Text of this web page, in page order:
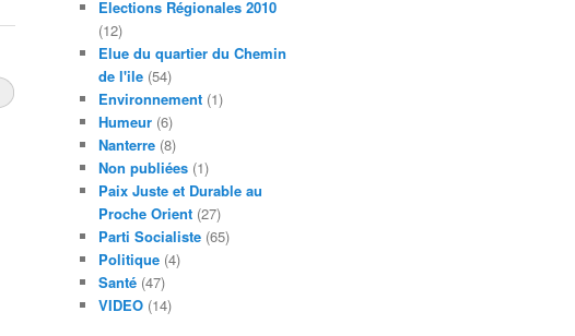
Elections Régionales 2010
(12)
Elue du quartier du Chemin
de l'ile (54)
Environnement (1)
Humeur (6)
Nanterre (8)
Non publiées (1)
Paix Juste et Durable au
Proche Orient (27)
Parti Socialiste (65)
Politique (4)
Santé (47)
VIDEO (14)